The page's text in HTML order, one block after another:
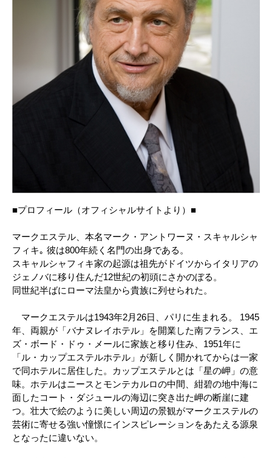
■プロフィール（オフィシャルサイトより）■
マークエステル、本名マーク・アントワーヌ・スキャルシャ
フィキ｡ 彼は800年続く名門の出身である。
スキャルシャフィキ家の起源は祖先がドイツからイタリアの
ジェノバに移り住んだ12世紀の初頭にさかのぼる。
同世紀半ばにローマ法皇から貴族に列せられた。
マークエステルは1943年2月26日、パリに生まれる。 1945
年、両親が「バナヌレイホテル」を開業した南フランス、エ
ズ・ボード・ドゥ・メールに家族と移り住み、1951年に
「ル・カップエステルホテル」が新しく開かれてからは一家
で同ホテルに居住した。カップエステルとは「星の岬」の意
味。ホテルはニースとモンテカルロの中間、紺碧の地中海に
面したコート・ダジュールの海辺に突き出た岬の断崖に建
つ。壮大で絵のように美しい周辺の景観がマークエステルの
芸術に寄せる強い憧憬にインスピレーションをあたえる源泉
となったに違いない。